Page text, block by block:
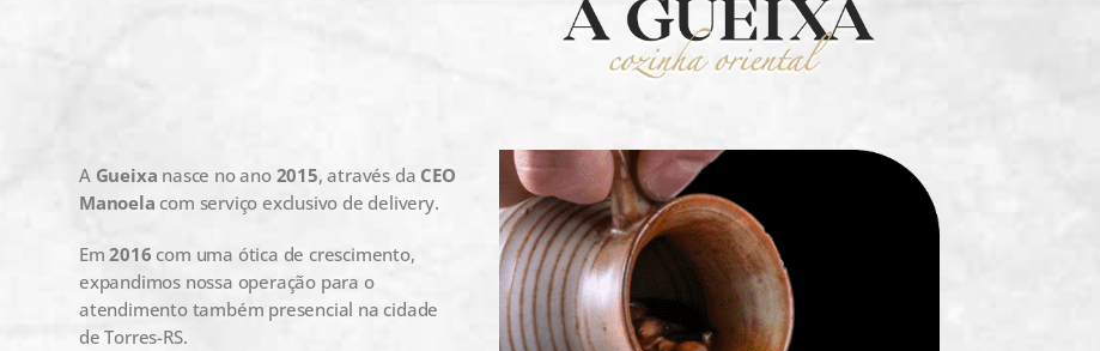
A Gueixa nasce no ano 2015, através da CEO
Manoela com serviço exclusivo de delivery.
Em2016 com uma ótica de crescimento,
expandimos nossa operação para o
atendimento também presencial na cidade
de Torres-RS.